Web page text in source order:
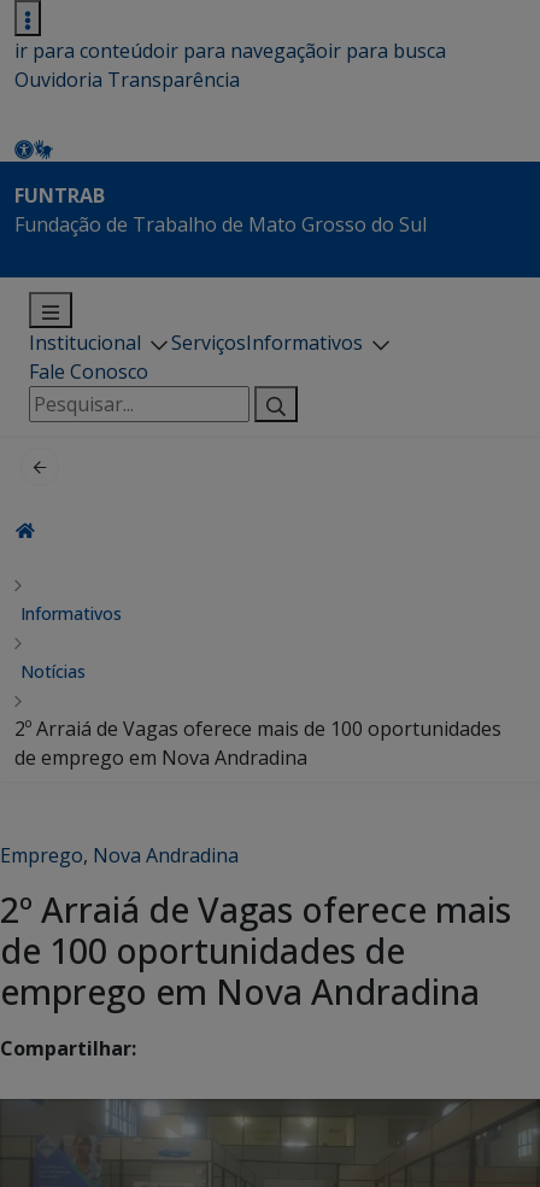
ir para conteúdoir para navegaçãoir para busca
Ouvidoria Transparência
FUNTRAB
Fundação de Trabalho de Mato Grosso do Sul
Institucional ServiçosInformativos
Fale Conosco
Pesquisar
por:
Informativos
Notícias
2º Arraiá de Vagas oferece mais de 100 oportunidades
de emprego em Nova Andradina
Emprego, Nova Andradina
2º Arraiá de Vagas oferece mais
de 100 oportunidades de
emprego em Nova Andradina
Compartilhar: